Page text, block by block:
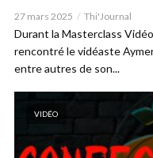
27 mars 2025 Thi'Journal
Durant la Masterclass
rencontré le vidéaste
entre autres de son...
VIDÉO